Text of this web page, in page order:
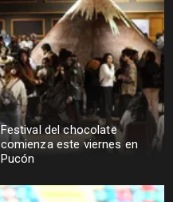
Festival del chocolate
comienza este viernes en
Pucón